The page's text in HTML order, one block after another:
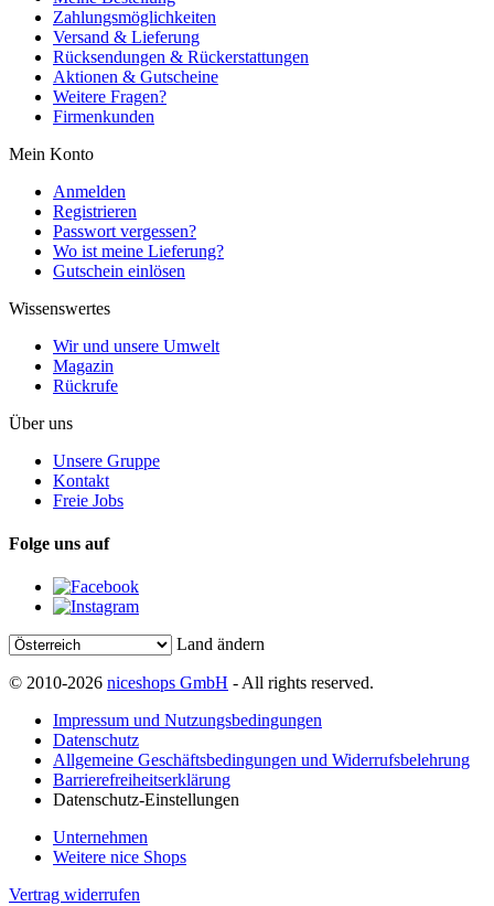
Zahlungsmöglichkeiten
Versand & Lieferung
Rücksendungen & Rückerstattungen
Aktionen & Gutscheine
Weitere Fragen?
Firmenkunden
Mein Konto
Anmelden
Registrieren
Passwort vergessen?
Wo ist meine Lieferung?
Gutschein einlösen
Wissenswertes
Wir und unsere Umwelt
Magazin
Rückrufe
Über uns
Unsere Gruppe
Kontakt
Freie Jobs
Folge uns auf
Land ändern
© 2010-2026 niceshops GmbH - All rights reserved.
Impressum und Nutzungsbedingungen
Datenschutz
Allgemeine Geschäftsbedingungen und Widerrufsbelehrung
Barrierefreiheitserklärung
Datenschutz-Einstellungen
Unternehmen
Weitere nice Shops
Vertrag widerrufen